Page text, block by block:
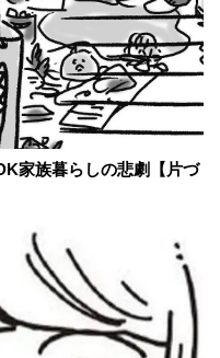
家族暮らしの悲劇【片づ